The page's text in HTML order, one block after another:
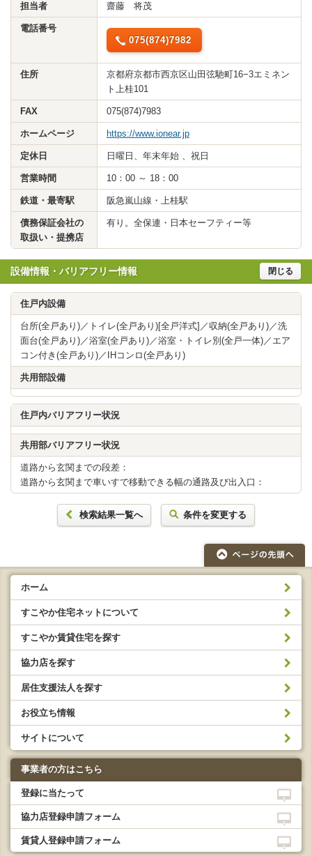
担当者 齋藤 将茂
電話番号
075(874)7982
住所
京都府京都市西京区山田弦馳町16−3エミネン
ト上桂101
FAX 075(874)7983
ホームページ https://www.ionear.jp
定休日 日曜日、年末年始 、祝日
営業時間 10：00 ～ 18：00
鉄道・最寄駅 阪急嵐山線・上桂駅
債務保証会社の
取扱い・提携店
有り。全保連・日本セーフティー等
設備情報・バリアフリー情報 閉じる
住戸内設備
台所(全戸あり)／トイレ(全戸あり)[全戸洋式]／収納(全戸あり)／洗
面台(全戸あり)／浴室(全戸あり)／浴室・トイレ別(全戸一体)／エア
コン付き(全戸あり)／IHコンロ(全戸あり)
共用部設備
住戸内バリアフリー状況
共用部バリアフリー状況
道路から玄関までの段差：
道路から玄関まで車いすで移動できる幅の通路及び出入口：
検索結果一覧へ 条件を変更する
ホーム
すこやか住宅ネットについて
すこやか賃貸住宅を探す
協力店を探す
居住支援法人を探す
お役立ち情報
サイトについて
事業者の方はこちら
登録に当たって
協力店登録申請フォーム
賃貸人登録申請フォーム